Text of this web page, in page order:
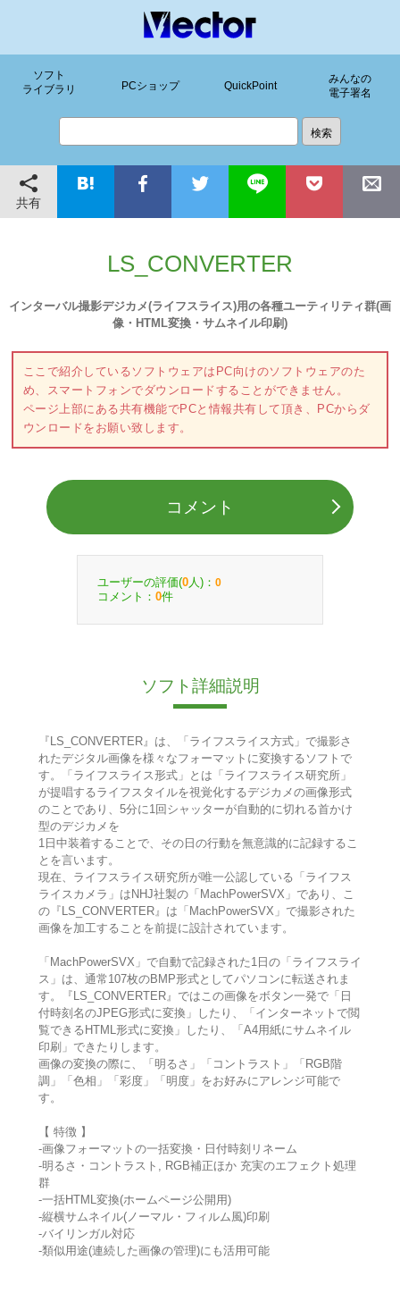
ソフト
ライブラリ
PCショップ QuickPoint
みんなの
電子署名
共有
LS_CONVERTER
インターバル撮影デジカメ(ライフスライス)用の各種ユーティリティ群(画
像・HTML変換・サムネイル印刷)
ここで紹介しているソフトウェアはPC向けのソフトウェアのた
め、スマートフォンでダウンロードすることができません。
ページ上部にある共有機能でPCと情報共有して頂き、PCからダ
ウンロードをお願い致します。
コメント
ユーザーの評価(0 人)： 0
コメント： 0件
ソフト詳細説明
『LS_CONVERTER』は、「ライフスライス方式」で撮影さ
れたデジタル画像を様々なフォーマットに変換するソフトで
す。「ライフスライス形式」とは「ライフスライス研究所」
が提唱するライフスタイルを視覚化するデジカメの画像形式
のことであり、5分に1回シャッターが自動的に切れる首かけ
型のデジカメを
1日中装着することで、その日の行動を無意識的に記録するこ
とを言います。
現在、ライフスライス研究所が唯一公認している「ライフス
ライスカメラ」はNHJ社製の「MachPowerSVX」であり、こ
の『LS_CONVERTER』は「MachPowerSVX」で撮影された
画像を加工することを前提に設計されています。
「MachPowerSVX」で自動で記録された1日の「ライフスライ
ス」は、通常107枚のBMP形式としてパソコンに転送されま
す。『LS_CONVERTER』ではこの画像をボタン一発で「日
付時刻名のJPEG形式に変換」したり、「インターネットで閲
覧できるHTML形式に変換」したり、「A4用紙にサムネイル
印刷」できたりします。
画像の変換の際に、「明るさ」「コントラスト」「RGB階
調」「色相」「彩度」「明度」をお好みにアレンジ可能で
す。
【 特徴 】
-画像フォーマットの一括変換・日付時刻リネーム
-明るさ・コントラスト, RGB補正ほか 充実のエフェクト処理
群
-一括HTML変換(ホームページ公開用)
-縦横サムネイル(ノーマル・フィルム風)印刷
-バイリンガル対応
-類似用途(連続した画像の管理)にも活用可能